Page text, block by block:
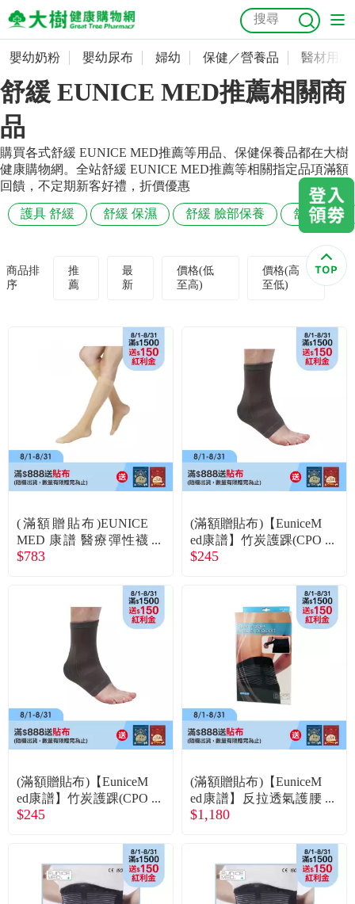
嬰幼奶粉
嬰幼尿布
婦幼
保健／營養品
成人照護
食品／健康食補
名人嚴選
關於我們
常見問題
抗菌
奶瓶奶嘴
會員資料及密碼修改
常用收件人清單
訂單查詢
收藏清單
購物金查詢
嬰幼奶粉 嬰幼尿布 婦幼 保健／營養品 醫材用品
舒緩 EUNICE MED推薦相關商
品
購買各式舒緩 EUNICE MED推薦等用品、保健保養品都在大樹
健康購物網。全站舒緩 EUNICE MED推薦等相關指定品項滿額
回饋，不定期新客好禮，折價優惠
護具 舒緩 舒緩 保濕 舒緩 臉部保養 舒緩 寵物
商品排
序
推
薦
最
新
價格(低
至高)
價格(高
至低)
(滿額贈貼布)EUNICE
MED 康譜 醫療彈性襪
小腿包趾(CPS3001) 膚
$783
(滿額贈貼布)【EuniceM
ed康譜】竹炭護踝(CPO
-1703)S
$245
(滿額贈貼布)【EuniceM
ed康譜】竹炭護踝(CPO
-1703)L
$245
(滿額贈貼布)【EuniceM
ed康譜】反拉透氣護腰
帶(CPO-6223)S
$1,180